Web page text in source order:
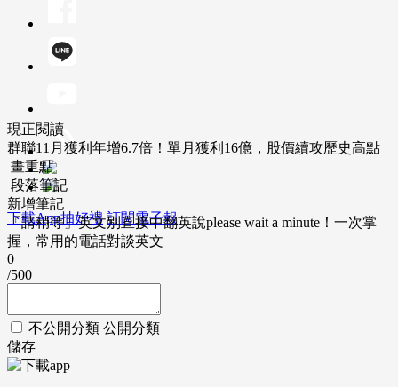
下載App抽好禮 訂閱電子報
現正閱讀
群聯11月獲利年增6.7倍！單月獲利16億，股價續攻歷史高點
畫重點
段落筆記
新增筆記
「請稍等」英文別直接中翻英說please wait a minute！一次掌
握，常用的電話對談英文
0
/500
不公開分類 公開分類
儲存